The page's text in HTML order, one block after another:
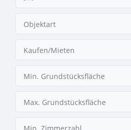
Objektart
Kaufen/Mieten
Min. Grundstücksfläche
Max. Grundstücksfläche